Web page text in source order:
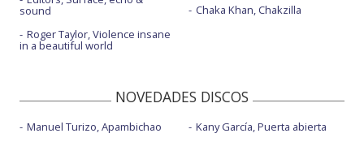
sound
Roger Taylor, Violence insane
in a beautiful world
Chaka Khan, Chakzilla
NOVEDADES DISCOS
Manuel Turizo, Apambichao
Kany García, Puerta abierta